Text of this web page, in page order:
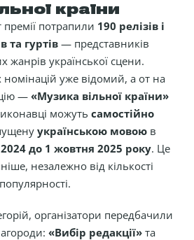
країни
премії потрапили 190 релізів і
та гуртів — представників
жанрів української сцени.
уже відомий, а от на
— «Музика вільної країни»
можуть самостійно
українською мовою в
до 1 жовтня 2025 року. Це
незалежно від кількості
організатори передбачили
«Вибір редакції» та